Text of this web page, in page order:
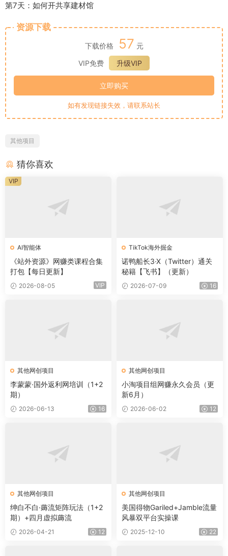
第7天：如何开共享建材馆
资源下载
下载价格 57 元
VIP免费
升级VIP
立即购买
如有发现链接失效，请联系站长
其他项目
猜你喜欢
AI智能体
《站外资源》网赚类课程合集
打包【每日更新】
2026-08-05 VIP
VIP
TikTok海外掘金
诺鸭船长3·X（Twitter）通关
秘籍【飞书】（更新）
2026-07-09 16
其他网创项目
李蒙蒙·国外返利网培训（1+2
期）
2026-06-13 16
其他网创项目
小淘项目组网赚永久会员（更
新6月）
2026-06-02 12
其他网创项目
绅白不白·薅流矩阵玩法（1+2
期）+四月虚拟薅流
2026-04-21 12
其他网创项目
美国得物Gariled+Jamble流量
风暴双平台实操课
2025-12-10 22